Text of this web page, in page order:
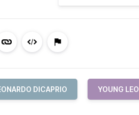
DICAPRIO YOUNG LEO